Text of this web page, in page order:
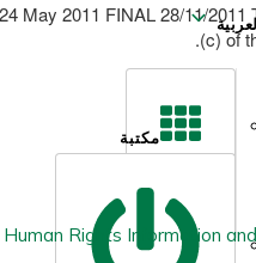
مكتبة
2011 FINAL 28/11/
(c) of